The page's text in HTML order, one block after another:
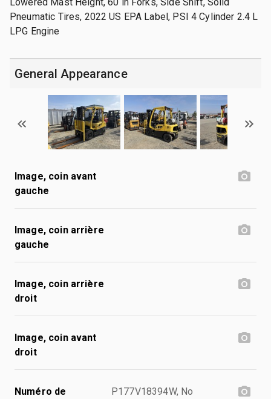
Pneumatic Tires, 2022 US EPA Label, PSI 4 Cylinder 2.4 L
LPG Engine
General Appearance
Image, coin avant
gauche
Image, coin arrière
gauche
Image, coin arrière
droit
Image, coin avant
droit
Numéro de
P177V18394W, No